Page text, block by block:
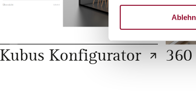
Kubus Konfigurator